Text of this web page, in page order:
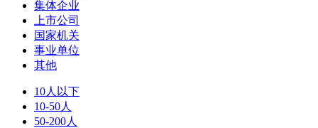
集体企业
上市公司
国家机关
事业单位
其他
10人以下
10-50人
50-200人